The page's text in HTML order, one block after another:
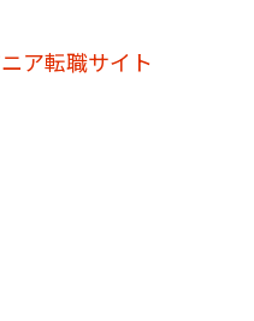
ア転職サイト